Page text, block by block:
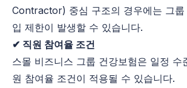
Contractor) 중심 구조의 경우에는 그룹
입 제한이 발생할 수 있습니다.
✔ 직원 참여율 조건
스몰 비즈니스 그룹 건강보험은 일정 수
원 참여율 조건이 적용될 수 있습니다.